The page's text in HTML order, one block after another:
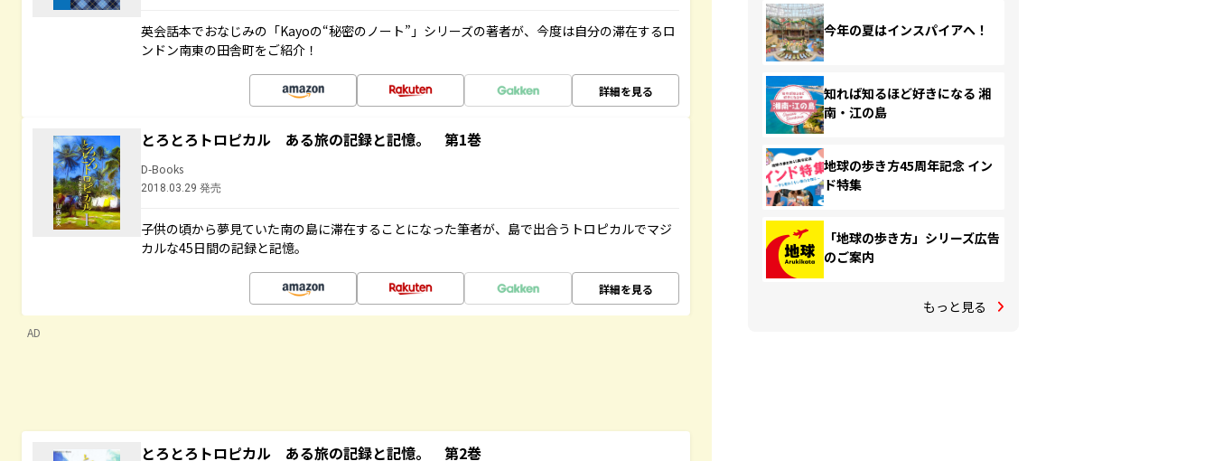
英会話本でおなじみの「Kayoの“秘密のノート”」シリーズの著者が、今度は自分の滞在するロ
ンドン南東の田舎町をご紹介！
詳細を見る
とろとろトロピカル ある旅の記録と記憶。 第1巻
D-Books
2018.03.29 発売
子供の頃から夢見ていた南の島に滞在することになった筆者が、島で出合うトロピカルでマジ
カルな45日間の記録と記憶。
詳細を見る
AD
とろとろトロピカル ある旅の記録と記憶。 第2巻
今年の夏はインスパイアへ！
知れば知るほど好きになる 湘
南・江の島
地球の歩き方45周年記念 イン
ド特集
「地球の歩き方」シリーズ広告
のご案内
もっと見る